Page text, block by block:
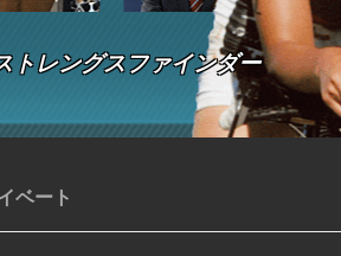
トレングスファインダー
ベート